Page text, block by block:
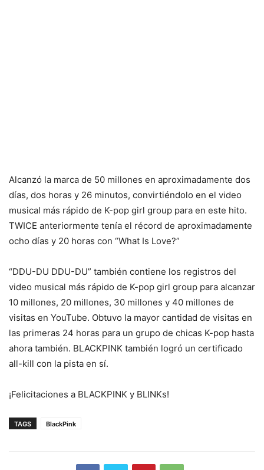
Alcanzó la marca de 50 millones en aproximadamente dos
días, dos horas y 26 minutos, convirtiéndolo en el video
musical más rápido de K-pop girl group para en este hito.
TWICE anteriormente tenía el récord de aproximadamente
ocho días y 20 horas con “What Is Love?”
“DDU-DU DDU-DU” también contiene los registros del
video musical más rápido de K-pop girl group para alcanzar
10 millones, 20 millones, 30 millones y 40 millones de
visitas en YouTube. Obtuvo la mayor cantidad de visitas en
las primeras 24 horas para un grupo de chicas K-pop hasta
ahora también. BLACKPINK también logró un certificado
all-kill con la pista en sí.
¡Felicitaciones a BLACKPINK y BLINKs!
TAGS BlackPink